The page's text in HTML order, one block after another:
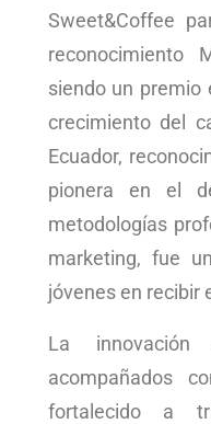
Sweet&Coffee
reconocimiento
siendo un premio
crecimiento del
Ecuador,
pionera en el
metodologías
marketing, fue
jóvenes en recibir
La
acompañados
fortalecido a